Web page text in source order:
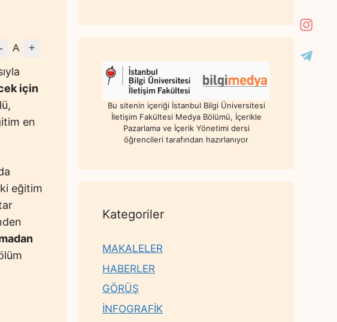
- A +
için
en
eğitim
Bu sitenin içeriği İstanbul Bilgi Üniversitesi
İletişim Fakültesi Medya Bölümü, İçerikle
Pazarlama ve İçerik Yönetimi dersi
öğrencileri tarafından hazırlanıyor
Kategoriler
MAKALELER
HABERLER
GÖRÜŞ
İNFOGRAFİK